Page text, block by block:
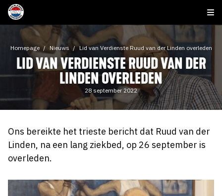
Homepage Nieuws Lid van Verdienste Ruud van der Linden overleden
LID VAN VERDIENSTE RUUD VAN DER
LINDEN OVERLEDEN
28 september 2022
Ons bereikte het trieste bericht dat Ruud van der
Linden, na een lang ziekbed, op 26 september is
overleden.